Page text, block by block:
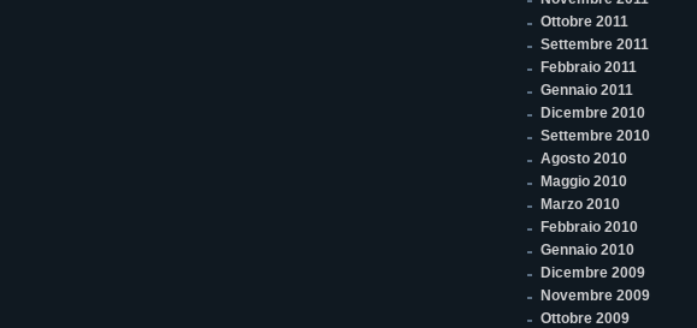
Ottobre 2011
Settembre 2011
Febbraio 2011
Gennaio 2011
Dicembre 2010
Settembre 2010
Agosto 2010
Maggio 2010
Marzo 2010
Febbraio 2010
Gennaio 2010
Dicembre 2009
Novembre 2009
Ottobre 2009